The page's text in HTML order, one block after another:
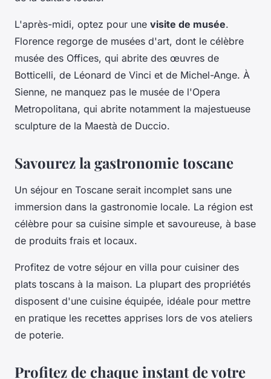
L'après-midi, optez pour une visite de musée.
Florence regorge de musées d'art, dont le célèbre
musée des Offices, qui abrite des œuvres de
Botticelli, de Léonard de Vinci et de Michel-Ange. À
Sienne, ne manquez pas le musée de l'Opera
Metropolitana, qui abrite notamment la majestueuse
sculpture de la Maestà de Duccio.
Savourez la gastronomie toscane
Un séjour en Toscane serait incomplet sans une
immersion dans la gastronomie locale. La région est
célèbre pour sa cuisine simple et savoureuse, à base
de produits frais et locaux.
Profitez de votre séjour en villa pour cuisiner des
plats toscans à la maison. La plupart des propriétés
disposent d'une cuisine équipée, idéale pour mettre
en pratique les recettes apprises lors de vos ateliers
de poterie.
Profitez de chaque instant de votre